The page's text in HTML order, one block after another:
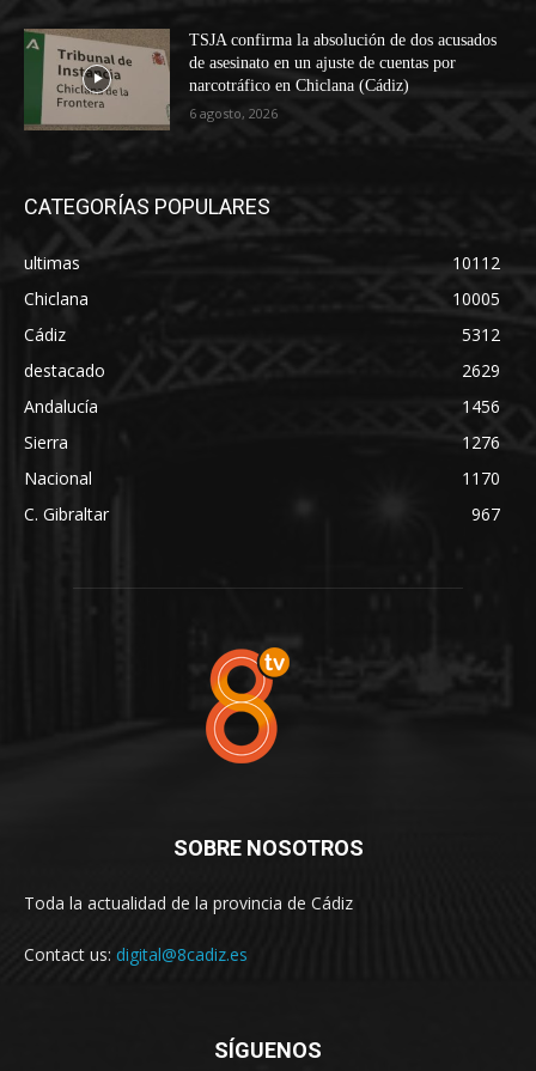
TSJA confirma la absolución de dos acusados
de asesinato en un ajuste de cuentas por
narcotráfico en Chiclana (Cádiz)
6 agosto, 2026
CATEGORÍAS POPULARES
ultimas
10112
Chiclana
10005
Cádiz
5312
destacado
2629
Andalucía
1456
Sierra
1276
Nacional
1170
C. Gibraltar
967
SOBRE NOSOTROS
Toda la actualidad de la provincia de Cádiz
Contact us: digital@8cadiz.es
SÍGUENOS